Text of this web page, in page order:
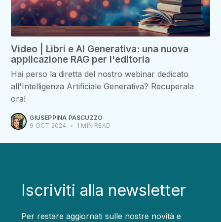
Video | Libri e AI Generativa: una nuova
applicazione RAG per l'editoria
Hai perso la diretta del nostro webinar dedicato
all'Intelligenza Artificiale Generativa? Recuperala
ora!
GIUSEPPINA PASCUZZO
9 OCT 2024
• 1 MIN READ
Iscriviti alla newsletter
Per restare aggiornati sulle nostre novità e